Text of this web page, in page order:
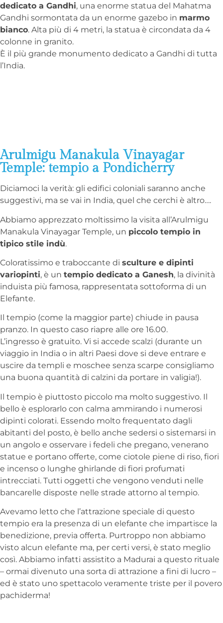
dedicato a Gandhi, una enorme statua del Mahatma
Gandhi sormontata da un enorme gazebo in marmo
bianco. Alta più di 4 metri, la statua è circondata da 4
colonne in granito.
È il più grande monumento dedicato a Gandhi di tutta
l’India.
Arulmigu Manakula Vinayagar
Temple: tempio a Pondicherry
Diciamoci la verità: gli edifici coloniali saranno anche
suggestivi, ma se vai in India, quel che cerchi è altro….
Abbiamo apprezzato moltissimo la visita all’Arulmigu
Manakula Vinayagar Temple, un piccolo tempio in
tipico stile indù.
Coloratissimo e traboccante di sculture e dipinti
variopinti, è un tempio dedicato a Ganesh, la divinità
induista più famosa, rappresentata sottoforma di un
Elefante.
Il tempio (come la maggior parte) chiude in pausa
pranzo. In questo caso riapre alle ore 16.00.
L’ingresso è gratuito. Vi si accede scalzi (durante un
viaggio in India o in altri Paesi dove si deve entrare e
uscire da templi e moschee senza scarpe consigliamo
una buona quantità di calzini da portare in valigia!).
Il tempio è piuttosto piccolo ma molto suggestivo. Il
bello è esplorarlo con calma ammirando i numerosi
dipinti colorati. Essendo molto frequentato dagli
abitanti del posto, è bello anche sedersi o sistemarsi in
un angolo e osservare i fedeli che pregano, venerano
statue e portano offerte, come ciotole piene di riso, fiori
e incenso o lunghe ghirlande di fiori profumati
intrecciati. Tutti oggetti che vengono venduti nelle
bancarelle disposte nelle strade attorno al tempio.
Avevamo letto che l’attrazione speciale di questo
tempio era la presenza di un elefante che impartisce la
benedizione, previa offerta. Purtroppo non abbiamo
visto alcun elefante ma, per certi versi, è stato meglio
così. Abbiamo infatti assistito a Madurai a questo rituale
– ormai divenuto una sorta di attrazione a fini di lucro –
ed è stato uno spettacolo veramente triste per il povero
pachiderma!